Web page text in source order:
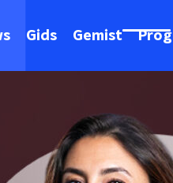
Gids Gemist